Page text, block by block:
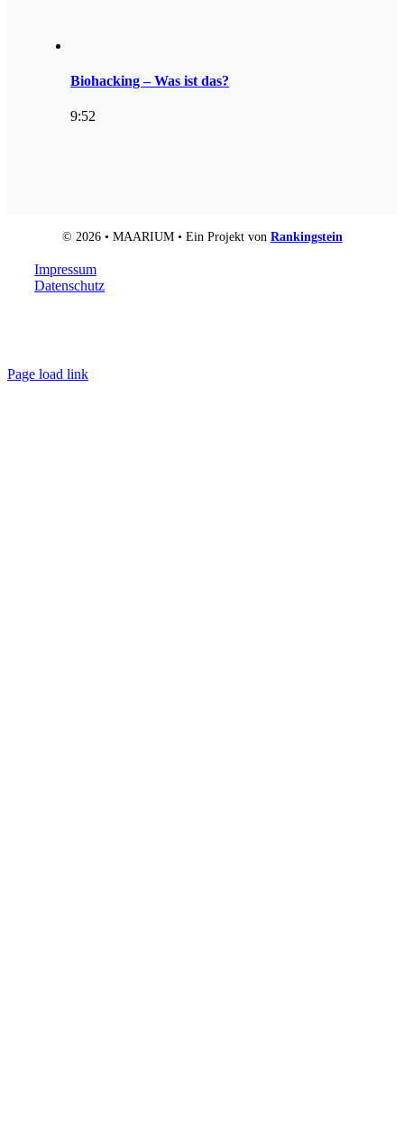
Biohacking – Was ist das?
9:52
© 2026 • MAARIUM • Ein Projekt von Rankingstein
Impressum
Datenschutz
Page load link